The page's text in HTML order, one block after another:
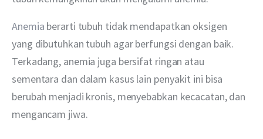
Anemia berarti tubuh tidak mendapatkan oksigen
yang dibutuhkan tubuh agar berfungsi dengan baik.
Terkadang, anemia juga bersifat ringan atau
sementara dan dalam kasus lain penyakit ini bisa
berubah menjadi kronis, menyebabkan kecacatan, dan
mengancam jiwa.